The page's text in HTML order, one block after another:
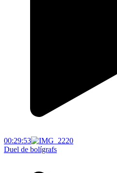
00:29:53
Duel de bolígrafs